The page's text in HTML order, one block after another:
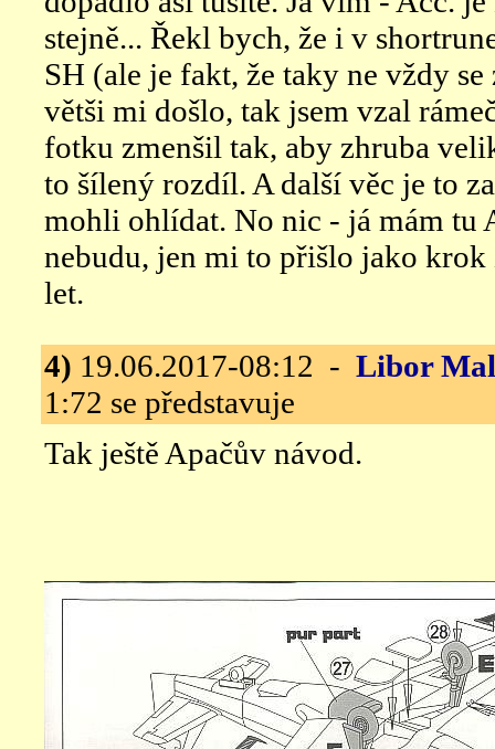
stejně... Řekl bych, že i v
SH (ale je fakt, že taky ne vždy
větši mi došlo, tak jsem vzal
fotku zmenšil tak, aby zhruba
to šílený rozdíl. A další věc je to
mohli ohlídat. No nic - já mám tu
nebudu, jen mi to přišlo jako
let.
4) 19.06.2017-08:12 - Libor
1:72 se představuje
Tak ještě Apačův návod.